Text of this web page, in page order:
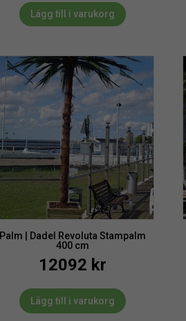
Lägg till i varukorg
Palm | Dadel Revoluta Stampalm
400 cm
12092 kr
Lägg till i varukorg